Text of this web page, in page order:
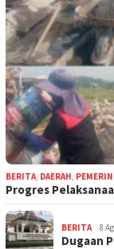
BERITA DAERAH
Progres
BERITA 8
Dugaan